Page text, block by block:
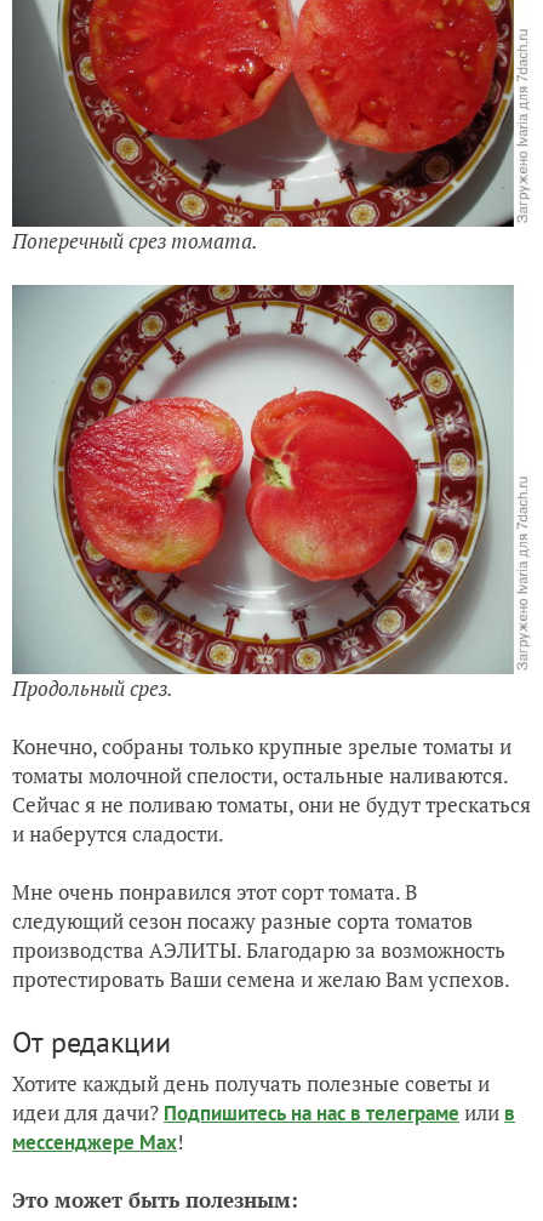
Поперечный срез томата.
Продольный срез.
Конечно, собраны только крупные зрелые томаты и
томаты молочной спелости, остальные наливаются.
Сейчас я не поливаю томаты, они не будут трескаться
и наберутся сладости.
Мне очень понравился этот сорт томата. В
следующий сезон посажу разные сорта томатов
производства АЭЛИТЫ. Благодарю за возможность
протестировать Ваши семена и желаю Вам успехов.
От редакции
Хотите каждый день получать полезные советы и
идеи для дачи? Подпишитесь на нас в телеграме или в
мессенджере Max!
Это может быть полезным: